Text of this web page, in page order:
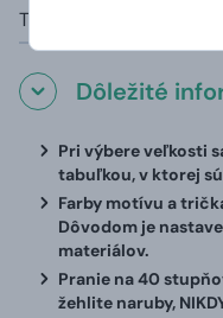
Tabuľka veľkostí:
Dôležité
Pri výbere veľkosti
tabuľkou, v ktorej
Farby motívu a
Dôvodom je
materiálov.
Pranie na 40
žehlite naruby,